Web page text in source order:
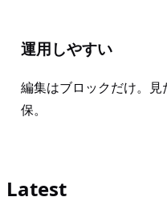
運用しやすい
編集はブロックだけ。
保。
Latest